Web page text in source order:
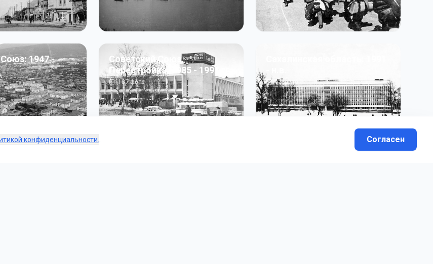
1947 -
Советский Союз.
Перестройка: 1985 - 1991 гг
187фото 13фото
конфиденциальности. Согласен